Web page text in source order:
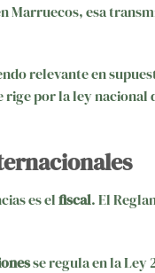
Marruecos, esa
relevante en
por la ley
es elfiscal. El
se regula en la Ley